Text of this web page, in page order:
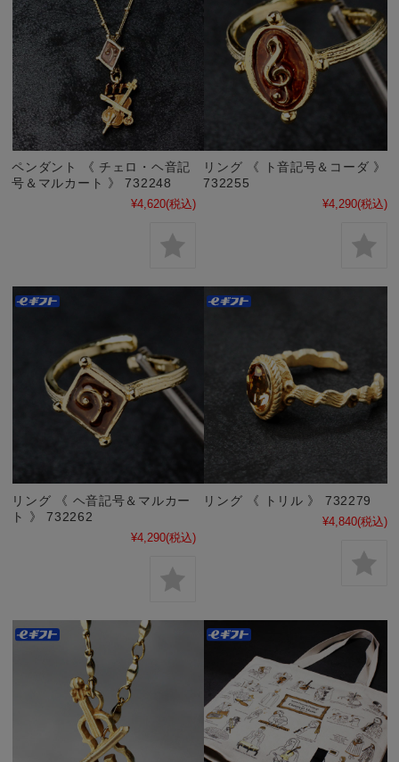
ペンダント 《 チェロ・ヘ音記
号＆マルカート 》 732248
¥4,620(税込)
リング 《 ト音記号＆コーダ 》
732255
¥4,290(税込)
リング 《 ヘ音記号＆マルカー
ト 》 732262
¥4,290(税込)
リング 《 トリル 》 732279
¥4,840(税込)